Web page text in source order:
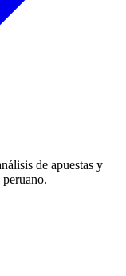
de apuestas y
peruano.